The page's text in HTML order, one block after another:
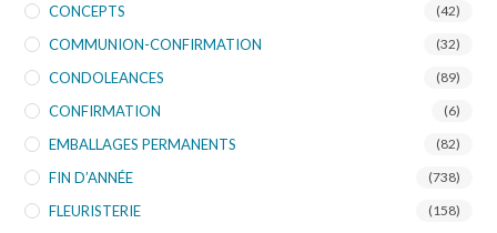
CONCEPTS (42)
COMMUNION-CONFIRMATION (32)
CONDOLEANCES (89)
CONFIRMATION (6)
EMBALLAGES PERMANENTS (82)
FIN D’ANNÉE (738)
FLEURISTERIE (158)